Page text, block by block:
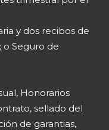
y dos recibos de
o Seguro de
Honorarios
sellado del
de garantias,